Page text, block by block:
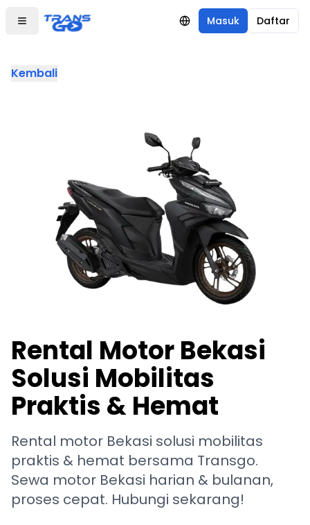
Masuk Daftar
Kembali
Rental Motor Bekasi
Solusi Mobilitas
Praktis & Hemat
Rental motor Bekasi solusi mobilitas
praktis & hemat bersama Transgo.
Sewa motor Bekasi harian & bulanan,
proses cepat. Hubungi sekarang!